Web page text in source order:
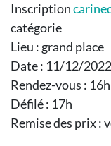
Inscription
catégorie
Lieu : grand place
Date : 11/12/2022
Rendez-vous :
Défilé : 17h
Remise des prix :